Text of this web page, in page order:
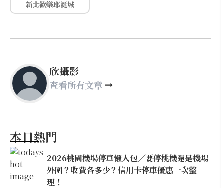
新北歡樂耶誕城
欣攝影
查看所有文章
本日熱門
2026桃園機場停車懶人包／要停桃機還是機場
外圍？收費各多少？信用卡停車優惠一次整
理！